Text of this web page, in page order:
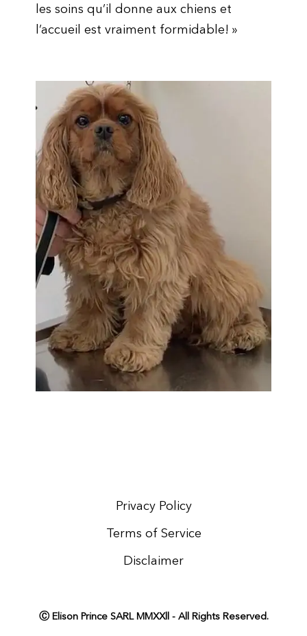
les soins qu’il donne aux chiens et
l’accueil est vraiment formidable! »
Privacy Policy
Terms of Service
Disclaimer
Ⓒ Elison Prince SARL MMXXll - All Rights Reserved.